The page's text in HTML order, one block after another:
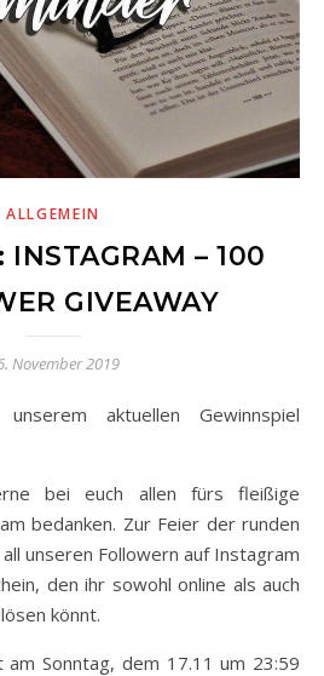
ALLGEMEIN
INSTAGRAM – 100
GIVEAWAY
November 2019
bei euch allen fürs fleißige
bedanken. Zur Feier der runden
unseren Followern auf Instagram
den ihr sowohl online als auch
könnt.
am Sonntag, dem 17.11 um 23:59